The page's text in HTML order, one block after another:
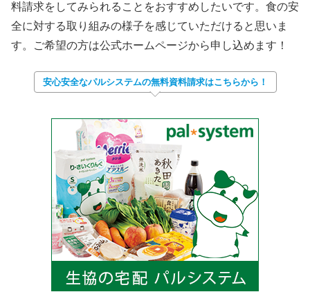
料請求をしてみられることをおすすめしたいです。食の安
全に対する取り組みの様子を感じていただけると思いま
す。ご希望の方は公式ホームページから申し込めます！
安心安全なパルシステムの無料資料請求はこちらから！